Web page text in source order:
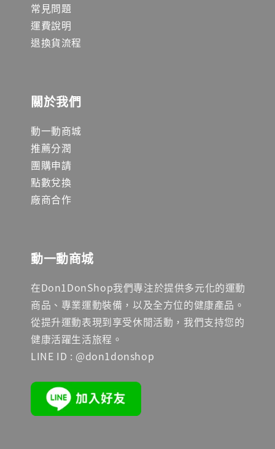
常見問題
運費說明
退換貨流程
關於我們
動一動商城
推薦分潤
團購申請
點數兌換
廠商合作
動一動商城
在Don1DonShop我們專注於提供多元化的運動
商品、專業運動裝備，以及全方位的健康產品。
從提升運動表現到享受休閒活動，我們支持您的
健康活躍生活旅程。
LINE ID : @don1donshop